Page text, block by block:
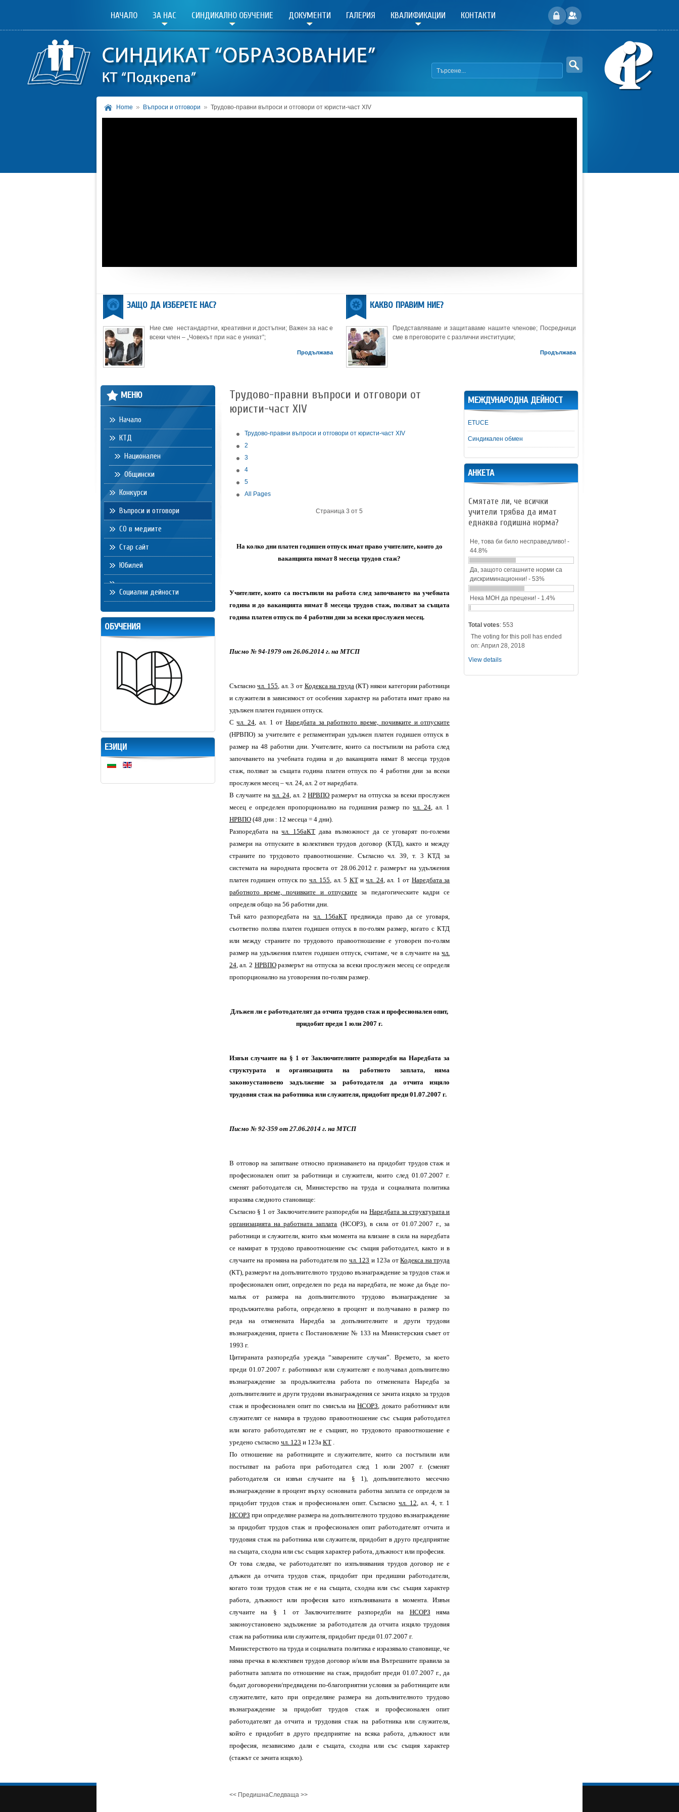
НАЧАЛО ЗА НАС СИНДИКАЛНО ОБУЧЕНИЕ ДОКУМЕНТИ ГАЛЕРИЯ КВАЛИФИКАЦИИ КОНТАКТИ
Home Въпроси и отговори Трудово-правни въпроси и отговори от юристи-част XIV
ЗАЩО ДА ИЗБЕРЕТЕ НАС?
Ние сме нестандартни, креативни и достъпни; Важен за нас е
всеки член – „Човекът при нас е уникат”;
Продължава
КАКВО ПРАВИМ НИЕ?
Представляваме и защитаваме нашите членове; Посредници
сме в преговорите с различни институции;
Продължава
Трудово-правни въпроси и отговори от
юристи-част XIV
Трудово-правни въпроси и отговори от юристи-част XIV
2
3
4
5
All Pages
Страница 3 от 5
На колко дни платен годишен отпуск имат право учителите, които до
ваканцията нямат 8 месеца трудов стаж?
Учителите, които са постъпили на работа след започването на учебната
година и до ваканцията нямат 8 месеца трудов стаж, ползват за същата
година платен отпуск по 4 работни дни за всеки прослужен месец.
Писмо № 94-1979 от 26.06.2014 г. на МТСП
Съгласночл. 155, ал. 3 от Кодекса на труда(КТ) някои категории работници
и служители в зависимост от особения характер на работата имат право на
удължен платен годишен отпуск.
Счл. 24, ал. 1 отНаредбата за работното време, почивките и отпуските
(НРВПО) за учителите е регламентиран удължен платен годишен отпуск в
размер на 48 работни дни. Учителите, които са постъпили на работа след
започването на учебната година и до ваканцията нямат 8 месеца трудов
стаж, ползват за същата година платен отпуск по 4 работни дни за всеки
прослужен месец – чл. 24, ал. 2 от наредбата.
В случаите на чл. 24, ал. 2НРВПО размерът на отпуска за всеки прослужен
месец е определен пропорционално на годишния размер почл. 24, ал. 1
НРВПО(48 дни : 12 месеца = 4 дни).
Разпоредбата начл. 156аКТ дава възможност да се уговарят по-големи
размери на отпуските в колективен трудов договор (КТД), както и между
страните по трудовото правоотношение. Съгласно чл. 39, т. 3 КТД за
системата на народната просвета от 28.06.2012 г. размерът на удължения
платен годишен отпуск по чл. 155, ал. 5 КТичл. 24, ал. 1 от Наредбата за
работното време, почивките и отпуските за педагогическите кадри се
определя общо на 56 работни дни.
Тъй като разпоредбата на чл. 156аКТ предвижда право да се уговаря,
съответно ползва платен годишен отпуск в по-голям размер, когато с КТД
или между страните по трудовото правоотношение е уговорен по-голям
размер на удължения платен годишен отпуск, считаме, че в случаите начл.
24, ал. 2 НРВПОразмерът на отпуска за всеки прослужен месец се определя
пропорционално на уговорения по-голям размер.
Длъжен ли е работодателят да отчита трудов стаж и професионален опит,
придобит преди 1 юли 2007 г.
Извън случаите на § 1 от Заключителните разпоредби на Наредбата за
структурата и организацията на работното заплата, няма
законоустановено задължение за работодателя да отчита изцяло
трудовия стаж на работника или служителя, придобит преди 01.07.2007 г.
Писмо № 92-359 от 27.06.2014 г. на МТСП
В отговор на запитване относно признаването на придобит трудов стаж и
професионален опит за работници и служители, които след 01.07.2007 г.
сменят работодателя си, Министерство на труда и социалната политика
изразява следното становище:
Съгласно § 1 от Заключителните разпоредби на Наредбата за структурата и
организацията на работната заплата (НСОРЗ), в сила от 01.07.2007 г., за
работници и служители, които към момента на влизане в сила на наредбата
се намират в трудово правоотношение със същия работодател, както и в
случаите на промяна на работодателя по чл. 123 и 123а отКодекса на труда
(КТ), размерът на допълнителното трудово възнаграждение за трудов стаж и
професионален опит, определен по реда на наредбата, не може да бъде по-
малък от размера на допълнителното трудово възнаграждение за
продължителна работа, определено в процент и получавано в размер по
реда на отменената Наредба за допълнителните и други трудови
възнаграждения, приета с Постановление № 133 на Министерския съвет от
1993 г.
Цитираната разпоредба урежда “заварените случаи”. Времето, за което
преди 01.07.2007 г. работникът или служителят е получавал допълнително
възнаграждение за продължителна работа по отменената Наредба за
допълнителните и други трудови възнаграждения се зачита изцяло за трудов
стаж и професионален опит по смисъла наНСОРЗ, докато работникът или
служителят се намира в трудово правоотношение със същия работодател
или когато работодателят не е същият, но трудовото правоотношение е
уредено съгласно чл. 123 и 123а КТ.
По отношение на работниците и служителите, които са постъпили или
постъпват на работа при работодател след 1 юли 2007 г. (сменят
работодателя си извън случаите на § 1), допълнителното месечно
възнаграждение в процент върху основната работна заплата се определя за
придобит трудов стаж и професионален опит. Съгласночл. 12, ал. 4, т. 1
НСОРЗ при определяне размера на допълнителното трудово възнаграждение
за придобит трудов стаж и професионален опит работодателят отчита и
трудовия стаж на работника или служителя, придобит в друго предприятие
на същата, сходна или със същия характер работа, длъжност или професия.
От това следва, че работодателят по изпълнявания трудов договор не е
длъжен да отчита трудов стаж, придобит при предишни работодатели,
когато този трудов стаж не е на същата, сходна или със същия характер
работа, длъжност или професия като изпълняваната в момента. Извън
случаите на § 1 от Заключителните разпоредби на НСОРЗ няма
законоустановено задължение за работодателя да отчита изцяло трудовия
стаж на работника или служителя, придобит преди 01.07.2007 г.
Министерството на труда и социалната политика е изразявало становище, че
няма пречка в колективен трудов договор и/или във Вътрешните правила за
работната заплата по отношение на стаж, придобит преди 01.07.2007 г., да
бъдат договорени/предвидени по-благоприятни условия за работниците или
служителите, като при определяне размера на допълнителното трудово
възнаграждение за придобит трудов стаж и професионален опит
работодателят да отчита и трудовия стаж на работника или служителя,
който е придобит в друго предприятие на всяка работа, длъжност или
професия, независимо дали е същата, сходна или със същия характер
(стажът се зачита изцяло).
<< ПредишнаСледваща >>
МЕЖДУНАРОДНА ДЕЙНОСТ
ETUCE
Синдикален обмен
АНКЕТА
Смятате ли, че всички
учители трябва да имат
еднаква годишна норма?
Не, това би било несправедливо! -
44.8%
Да, защото сегашните норми са
дискриминационни! - 53%
Нека МОН да прецени! - 1.4%
Total votes: 553
The voting for this poll has ended
on: Април 28, 2018
View details
МЕНЮ
Начало
КТД
Национален
Общински
Конкурси
Въпроси и отговори
СО в медиите
Стар сайт
Юбилей
Социални дейности
ОБУЧЕНИЯ
ЕЗИЦИ